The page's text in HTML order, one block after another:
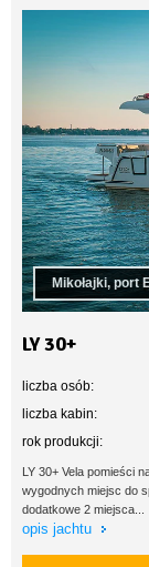
Mikołajki, port
LY 30+
liczba osób:
liczba kabin:
rok produkcji:
LY 30+ Vela pomieści
wygodnych miejsc do
dodatkowe 2 miejsca...
opis jachtu